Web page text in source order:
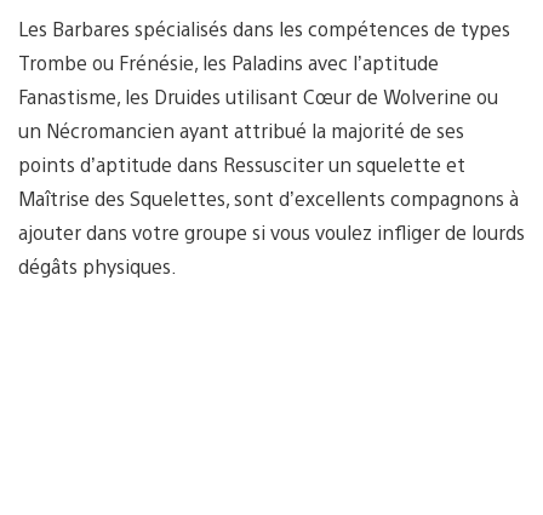
Les Barbares spécialisés dans les compétences de types
Trombe ou Frénésie, les Paladins avec l’aptitude
Fanastisme, les Druides utilisant Cœur de Wolverine ou
un Nécromancien ayant attribué la majorité de ses
points d’aptitude dans Ressusciter un squelette et
Maîtrise des Squelettes, sont d’excellents compagnons à
ajouter dans votre groupe si vous voulez infliger de lourds
dégâts physiques.